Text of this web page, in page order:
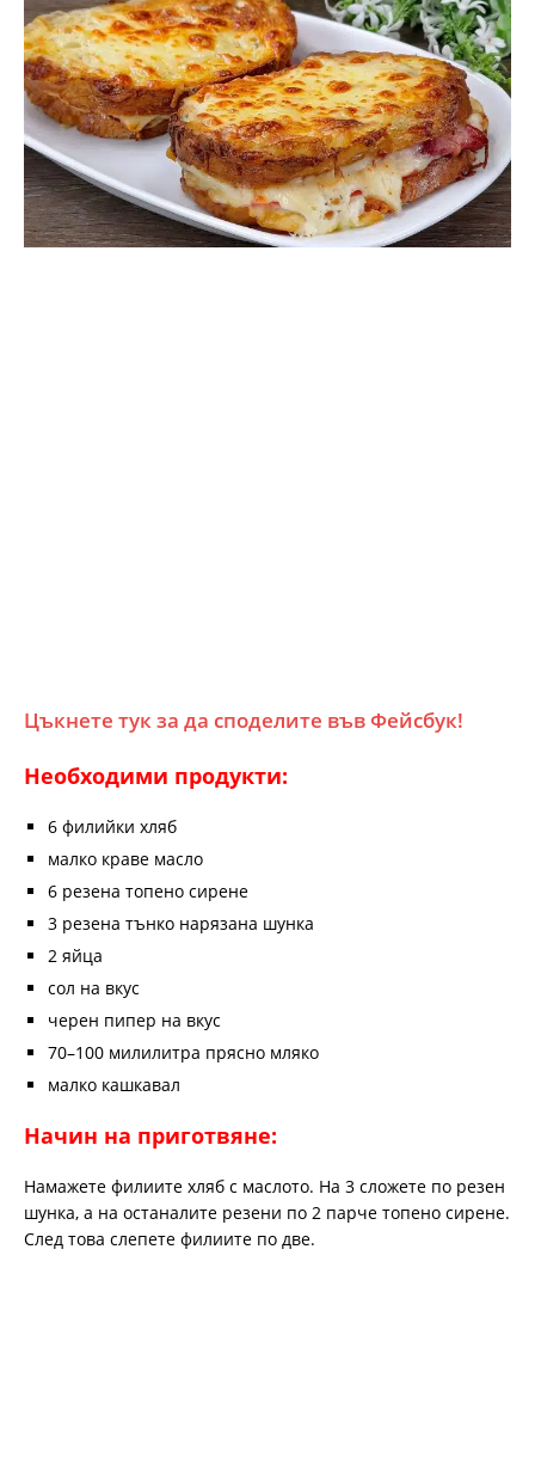
Цъкнете тук за да споделите във Фейсбук!
Необходими продукти:
6 филийки хляб
малко краве масло
6 резена топено сирене
3 резена тънко нарязана шунка
2 яйца
сол на вкус
черен пипер на вкус
70–100 милилитра прясно мляко
малко кашкавал
Начин на приготвяне:
Намажете филиите хляб с маслото. На 3 сложете по резен
шунка, а на останалите резени по 2 парче топено сирене.
След това слепете филиите по две.